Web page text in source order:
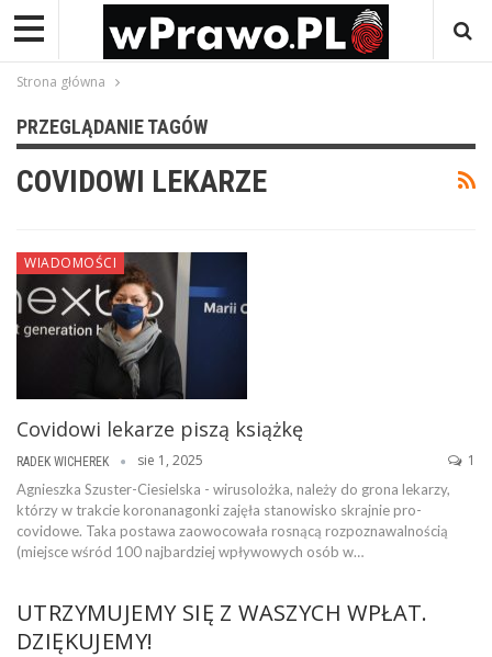
Strona główna
PRZEGLĄDANIE TAGÓW
COVIDOWI LEKARZE
WIADOMOŚCI
Covidowi lekarze piszą książkę
RADEK WICHEREK sie 1, 2025 1
Agnieszka Szuster-Ciesielska - wirusolożka, należy do grona lekarzy,
którzy w trakcie koronanagonki zajęła stanowisko skrajnie pro-
covidowe. Taka postawa zaowocowała rosnącą rozpoznawalnością
(miejsce wśród 100 najbardziej wpływowych osób w…
UTRZYMUJEMY SIĘ Z WASZYCH WPŁAT.
DZIĘKUJEMY!